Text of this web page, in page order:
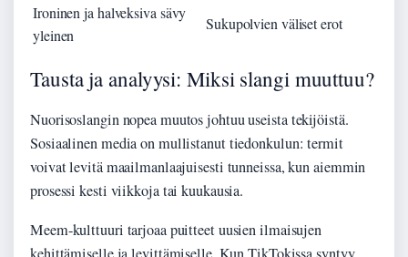
Ironinen ja halveksiva sävy
yleinen
Sukupolvien väliset erot
Tausta ja analyysi: Miksi slangi muuttuu?
Nuorisoslangin nopea muutos johtuu useista tekijöistä.
Sosiaalinen media on mullistanut tiedonkulun: termit
voivat levitä maailmanlaajuisesti tunneissa, kun aiemmin
prosessi kesti viikkoja tai kuukausia.
Meem-kulttuuri tarjoaa puitteet uusien ilmaisujen